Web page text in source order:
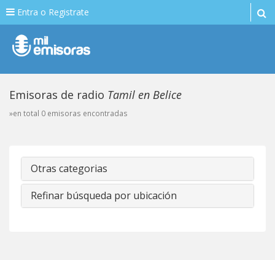
Entra o Registrate
Emisoras de radio Tamil en Belice
»en total 0 emisoras encontradas
Otras categorias
Refinar búsqueda por ubicación